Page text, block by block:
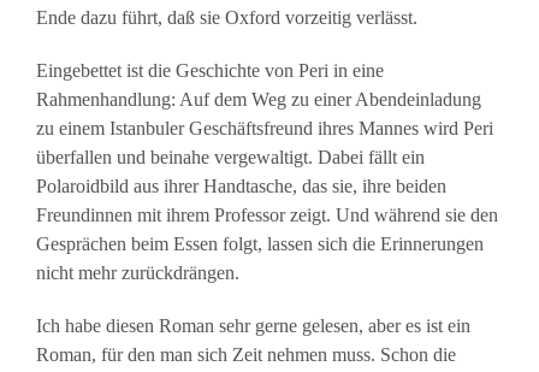
Ende dazu führt, daß sie Oxford vorzeitig verlässt.
Eingebettet ist die Geschichte von Peri in eine
Rahmenhandlung: Auf dem Weg zu einer Abendeinladung
zu einem Istanbuler Geschäftsfreund ihres Mannes wird Peri
überfallen und beinahe vergewaltigt. Dabei fällt ein
Polaroidbild aus ihrer Handtasche, das sie, ihre beiden
Freundinnen mit ihrem Professor zeigt. Und während sie den
Gesprächen beim Essen folgt, lassen sich die Erinnerungen
nicht mehr zurückdrängen.
Ich habe diesen Roman sehr gerne gelesen, aber es ist ein
Roman, für den man sich Zeit nehmen muss. Schon die